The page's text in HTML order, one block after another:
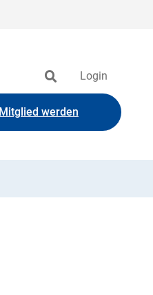
Login
Mitglied werden